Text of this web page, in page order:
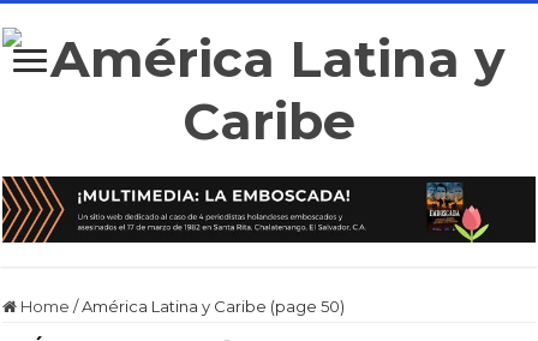
Home /América Latina y Caribe (page 50)